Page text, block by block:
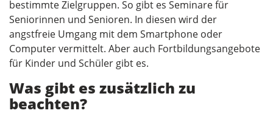
bestimmte Zielgruppen. So gibt es Seminare für
Seniorinnen und Senioren. In diesen wird der
angstfreie Umgang mit dem Smartphone oder
Computer vermittelt. Aber auch Fortbildungsangebote
für Kinder und Schüler gibt es.
Was gibt es zusätzlich zu
beachten?